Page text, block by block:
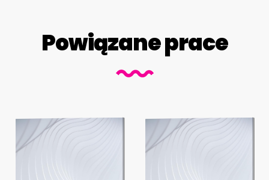
Powiązane prace